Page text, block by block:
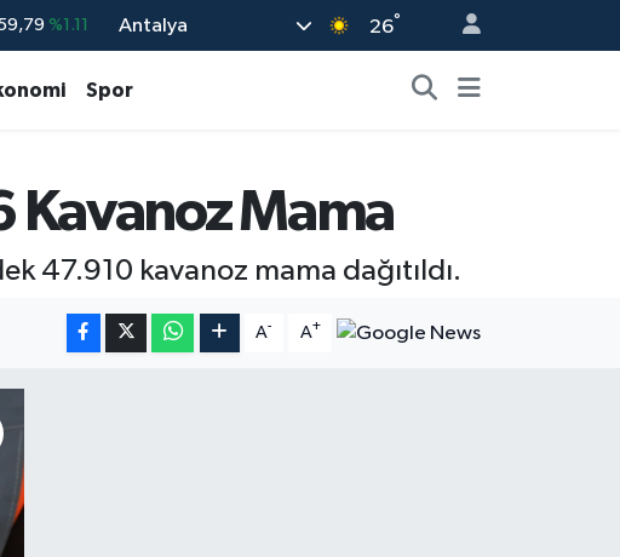
%0.18
%0.32
%-14
Antalya 26°
Spor
Kavanoz Mama
47.910 kavanoz mama dağıtıldı.
A- A+